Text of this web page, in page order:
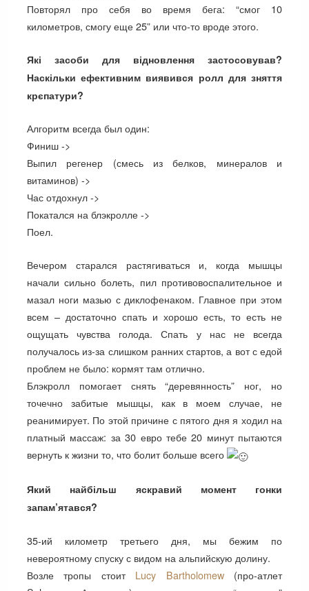
Повторял про себя во время бега: “смог 10
километров, смогу еще 25” или что-то вроде этого.
Які засоби для відновлення застосовував?
Наскільки ефективним виявився ролл для зняття
крєпатури?
Алгоритм всегда был один:
Финиш ->
Выпил регенер (смесь из белков, минералов и
витаминов) ->
Час отдохнул ->
Покатался на блэкролле ->
Поел.
Вечером старался растягиваться и, когда мышцы
начали сильно болеть, пил противовоспалительное и
мазал ноги мазью с диклофенаком. Главное при этом
всем – достаточно спать и хорошо есть, то есть не
ощущать чувства голода. Спать у нас не всегда
получалось из-за слишком ранних стартов, а вот с едой
проблем не было: кормят там отлично.
Блэкролл помогает снять “деревянность” ног, но
точечно забитые мышцы, как в моем случае, не
реанимирует. По этой причине с пятого дня я ходил на
платный массаж: за 30 евро тебе 20 минут пытаются
вернуть к жизни то, что болит больше всего
Який найбільш яскравий момент гонки
запам’ятався?
35-ий километр третьего дня, мы бежим по
невероятному спуску с видом на альпийскую долину.
Возле тропы стоит Lucy Bartholomew(про-атлет